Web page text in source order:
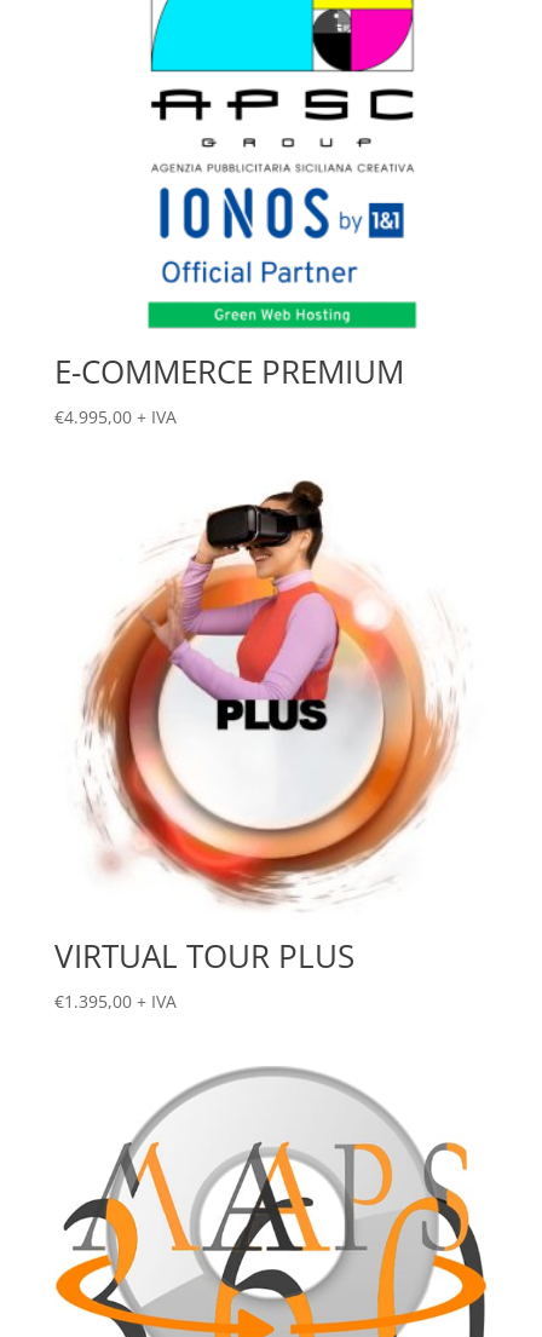
E-COMMERCE PREMIUM
€4.995,00 + IVA
VIRTUAL TOUR PLUS
€1.395,00 + IVA